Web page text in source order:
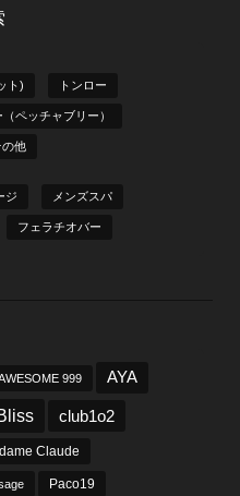
ト) トンロー
ペッチャブリー）
の他
ジ メンズスパ
フェラチオバー
999 AYA
club1o2
Claude
Paco19